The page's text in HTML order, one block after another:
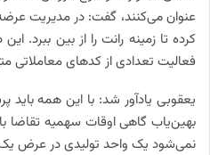
عنوان می‌کنند، گفت: در مدیریت
کرده تا زمینه رانت را از بین ببرد.
فعالیت تعدادی از کدهای
یعقوبی یادآور شد: با این همه
بهین‌یاب گاهی اوقات سهمیه تقاضا